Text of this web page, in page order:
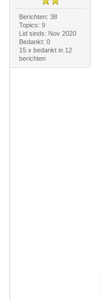
Berichten: 38
Topics: 9
Lid sinds: Nov 2020
Bedankt: 0
15 x bedankt in 12
berichten